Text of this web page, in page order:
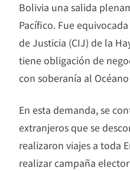
Bolivia una salida
Pacífico. Fue
de Justicia (CIJ) de la
tiene obligación de
con soberanía al
En esta demanda, se
extranjeros que se
realizaron viajes a toda
realizar campaña